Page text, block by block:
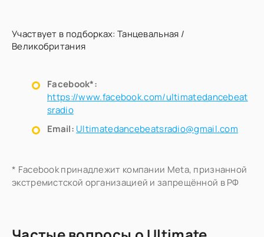
Участвует в подборках: Танцевальная /
Великобритания
Facebook*:
https://www.facebook.com/ultimatedancebeat
sradio
Email: Ultimatedancebeatsradio@gmail.com
* Facebook принадлежит компании Meta, признанной
экстремистской организацией и запрещённой в РФ